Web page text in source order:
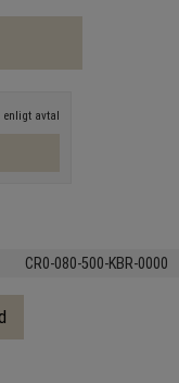
enligt avtal
CR0-080-500-KBR-0000